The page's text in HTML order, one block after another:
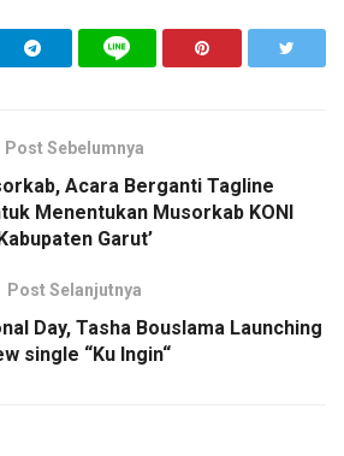
Post Sebelumnya
Acara Berganti Tagline
Menentukan Musorkab KONI
Garut’
Post Selanjutnya
Day, Tasha Bouslama Launching
single “Ku Ingin“